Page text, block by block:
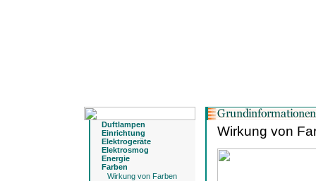
Duftlampen
Einrichtung
Elektrogeräte
Elektrosmog
Energie
Farben
Wirkung von Farben
Wirkung von